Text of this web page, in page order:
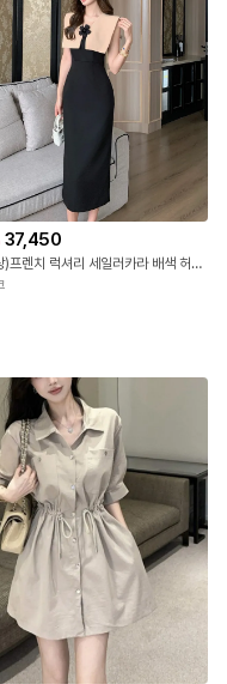
이가 있을 수 있습니다.
참고해주세요.
37,450
(동영상)프렌치 럭셔리 세일러카라 배색 허리잘록 슬림핏 슬리브리스 롱원피스 루아시크1529